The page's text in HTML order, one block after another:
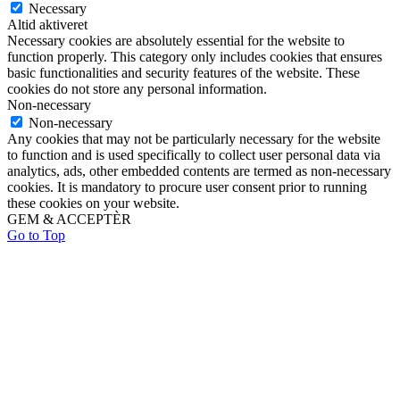
Necessary
Altid aktiveret
Necessary cookies are absolutely essential for the website to
function properly. This category only includes cookies that ensures
basic functionalities and security features of the website. These
cookies do not store any personal information.
Non-necessary
Non-necessary
Any cookies that may not be particularly necessary for the website
to function and is used specifically to collect user personal data via
analytics, ads, other embedded contents are termed as non-necessary
cookies. It is mandatory to procure user consent prior to running
these cookies on your website.
GEM & ACCEPTÈR
Go to Top